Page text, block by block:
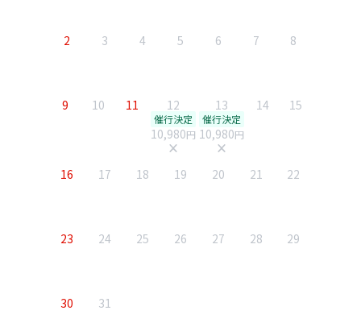
2 3 4 5 6 7 8
9 10 11 12
催行決定
10,980円
close
13
催行決定
10,980円
close
14 15
16 17 18 19 20 21 22
23 24 25 26 27 28 29
30 31